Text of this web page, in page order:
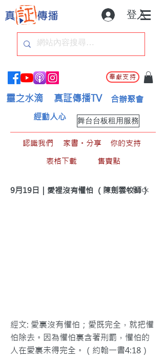
登入
奉獻支持
靈之水滴 真証傳播TV 合辦聚會
舞台台板租用服務
經動人心
認識我們 家書。分享
你的支持
表格下載
售賣點
9月19日｜愛裡沒有懼怕 （陳劍雲牧師）
< Back
經文: 愛裏沒有懼怕；愛既完全，就把懼
怕除去。因為懼怕裏含著刑罰，懼怕的
人在愛裏未得完全。（約翰一書4:18）